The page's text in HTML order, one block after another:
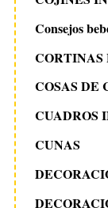
Consejos
CORTINAS
COSAS DE
CUADROS
CUNAS